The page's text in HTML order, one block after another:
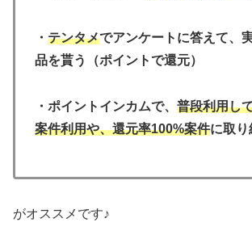
・ テンタメでアンケートに答えて、
品を貰う（ポイントで還元）
・ポイントインカムで、 普段利用し
案件利用や、還元率100%案件に取り
がオススメです♪